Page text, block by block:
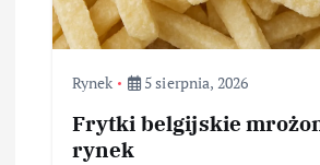
Rynek 5 sierpnia, 2026
Frytki belgijskie
rynek